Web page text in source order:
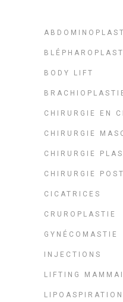
BODY LIFT
CHIRURGIE EN
CHIRURGIE
CHIRURGIE
CHIRURGIE
CICATRICES
CRUROPLASTIE
GYNÉCOMASTIE
INJECTIONS
LIFTING
LIPOASPIRATION